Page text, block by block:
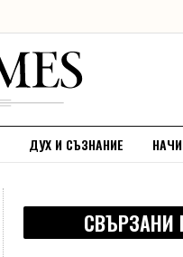
ДУХ И СЪЗНАНИЕ
СВЪРЗАНИ